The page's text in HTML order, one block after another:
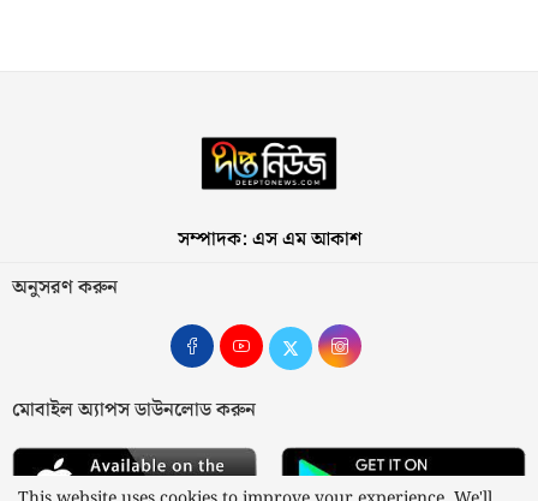
সম্পাদক: এস এম আকাশ
অনুসরণ করুন
মোবাইল অ্যাপস ডাউনলোড করুন